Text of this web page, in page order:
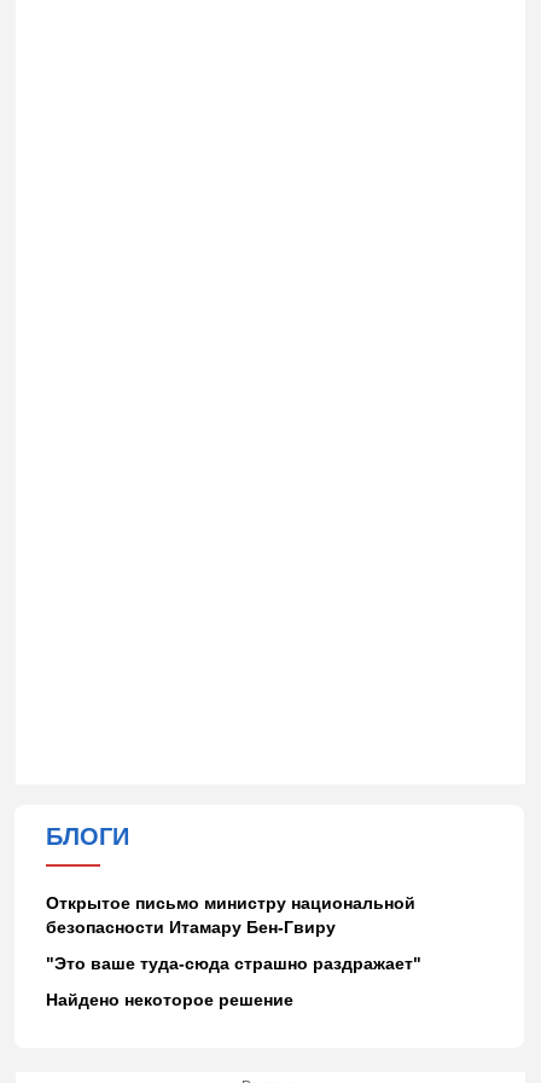
БЛОГИ
Открытое письмо министру национальной
безопасности Итамару Бен-Гвиру
"Это ваше туда-сюда страшно раздражает"
Найдено некоторое решение